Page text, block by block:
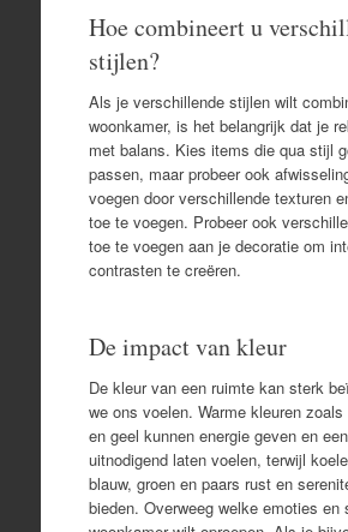
Hoe combineert u
stijlen?
Als je verschillende stijlen wilt
woonkamer, is het belangrijk dat je
met balans. Kies items die qua stijl
passen, maar probeer ook
voegen door verschillende texturen
toe te voegen. Probeer ook
toe te voegen aan je decoratie om
contrasten te creëren.
De impact van kleur
De kleur van een ruimte kan sterk
we ons voelen. Warme kleuren zoals
en geel kunnen energie geven en
uitnodigend laten voelen, terwijl
blauw, groen en paars rust en
bieden. Overweeg welke emoties en